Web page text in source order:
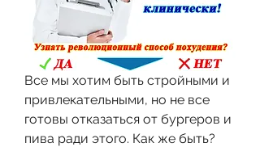
Все мы хотим быть стройными и
привлекательными, но не все
готовы отказаться от бургеров и
пива ради этого. Как же быть?